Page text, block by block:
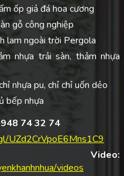
ốp giả đá hoa cương
gỗ công nghiệp
lam ngoài trời Pergola
nhựa trải sàn, thảm nhựa
nhựa pu, chỉ chỉ uốn dẻo
bếp nhựa
74 32 74
UZd2CrVpoE6Mns1C9
Video:
videos